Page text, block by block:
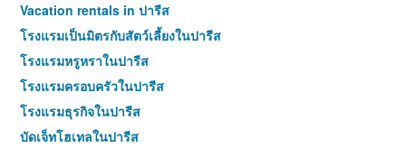
Vacation rentals in ปารีส
โรงแรมเป็นมิตรกับสัตว์เลี้ยงในปารีส
โรงแรมหรูหราในปารีส
โรงแรมครอบครัวในปารีส
โรงแรมธุรกิจในปารีส
บัดเจ็ทโฮเทลในปารีส